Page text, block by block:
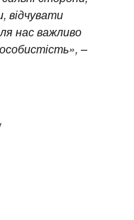
відчувати
нас важливо
–